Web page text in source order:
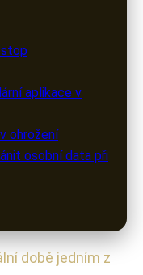
aplikace v
ohrožení
osobní data při
době jedním z